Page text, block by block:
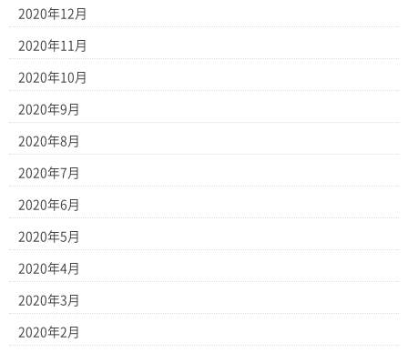
2020年12月
2020年11月
2020年10月
2020年9月
2020年8月
2020年7月
2020年6月
2020年5月
2020年4月
2020年3月
2020年2月